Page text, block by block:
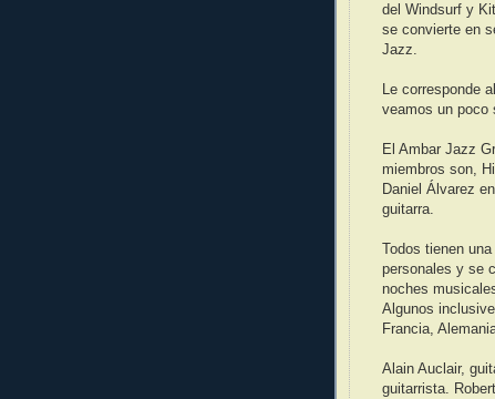
del Windsurf y
se convierte en
Jazz.
Le corresponde
veamos un poco
El Ambar Jazz
miembros son,
Daniel Álvarez
guitarra.
Todos tienen
personales y se
noches
Algunos
Francia,
Alain Auclair,
guitarrista.